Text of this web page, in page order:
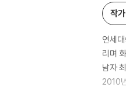
작
연세
리며
남자
2010